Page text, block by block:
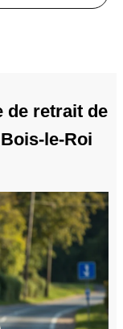
de retrait de
le-Roi